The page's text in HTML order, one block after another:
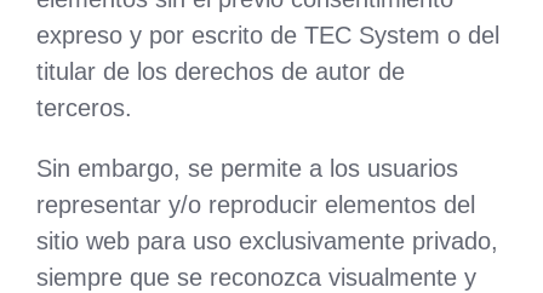
expreso y por escrito de TEC System o del
titular de los derechos de autor de
terceros.
Sin embargo, se permite a los usuarios
representar y/o reproducir elementos del
sitio web para uso exclusivamente privado,
siempre que se reconozca visualmente y